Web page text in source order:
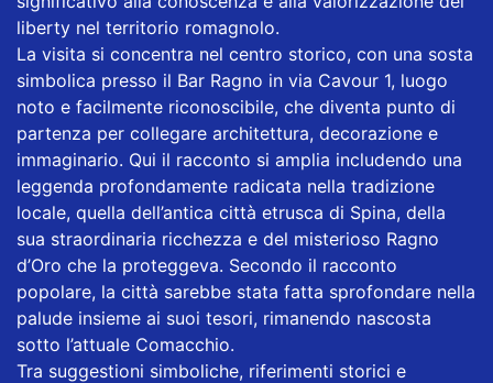
liberty nel territorio romagnolo.
La visita si concentra nel centro storico, con una sosta
simbolica presso il Bar Ragno in via Cavour 1, luogo
noto e facilmente riconoscibile, che diventa punto di
partenza per collegare architettura, decorazione e
immaginario. Qui il racconto si amplia includendo una
leggenda profondamente radicata nella tradizione
locale, quella dell’antica città etrusca di Spina, della
sua straordinaria ricchezza e del misterioso Ragno
d’Oro che la proteggeva. Secondo il racconto
popolare, la città sarebbe stata fatta sprofondare nella
palude insieme ai suoi tesori, rimanendo nascosta
sotto l’attuale Comacchio.
Tra suggestioni simboliche, riferimenti storici e